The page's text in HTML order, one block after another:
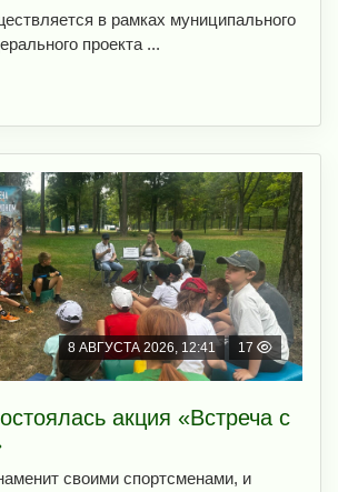
в рамках муниципального
проекта ...
8 АВГУСТА 2026, 12:41 17
акция «Встреча с
своими спортсменами, и